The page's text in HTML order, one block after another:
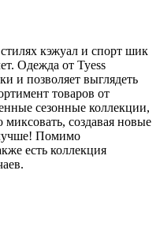
кэжуал и спорт шик
Одежда от Tyess
и позволяет выглядеть
товаров от
сезонные коллекции,
создавая новые
Помимо
есть коллекция